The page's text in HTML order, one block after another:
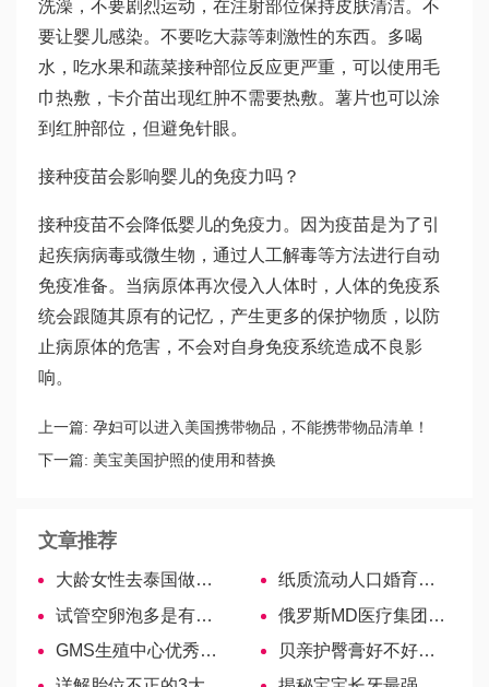
洗澡，不要剧烈运动，在注射部位保持皮肤清洁。不
要让婴儿感染。不要吃大蒜等刺激性的东西。多喝
水，吃水果和蔬菜接种部位反应更严重，可以使用毛
巾热敷，卡介苗出现红肿不需要热敷。薯片也可以涂
到红肿部位，但避免针眼。
接种疫苗会影响婴儿的免疫力吗？
接种疫苗不会降低婴儿的免疫力。因为疫苗是为了引
起疾病病毒或微生物，通过人工解毒等方法进行自动
免疫准备。当病原体再次侵入人体时，人体的免疫系
统会跟随其原有的记忆，产生更多的保护物质，以防
止病原体的危害，不会对自身免疫系统造成不良影
响。
上一篇: 孕妇可以进入美国携带物品，不能携带物品清单！
下一篇: 美宝美国护照的使用和替换
文章推荐
大龄女性去泰国做试管婴儿，有哪些是必须要注意的？
纸质流动人口婚育证明已成历史，12个省市启用电子版
试管空卵泡多是有原因的，两分钟告诉你怎么回事
俄罗斯MD医疗集团妈妈与孩子
GMS生殖中心优秀的妇产科专家—Anna Morozova
贝亲护臀膏好不好用？看这里就知道